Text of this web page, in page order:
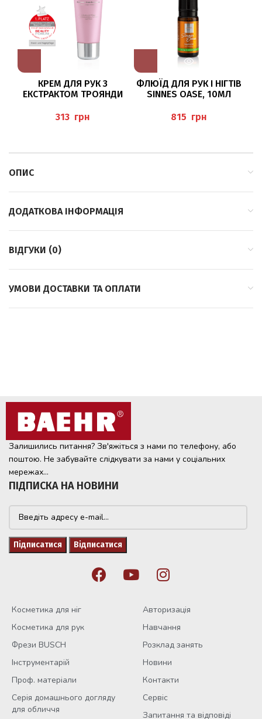
КРЕМ ДЛЯ РУК З
ЕКСТРАКТОМ ТРОЯНДИ
(ROSEN-HANDCREME),
BAEHR
грн
ФЛЮЇД ДЛЯ РУК І НІГТІВ
SINNES OASE, 10МЛ
грн
ОПИС
ДОДАТКОВА ІНФОРМАЦІЯ
ВІДГУКИ (0)
УМОВИ ДОСТАВКИ ТА ОПЛАТИ
Залишились питання? Зв'яжіться з нами по телефону, або
поштою. Не забувайте слідкувати за нами у соціальних
мережах...
ПІДПИСКА НА НОВИНИ
Косметика для ніг
Косметика для рук
Фрези BUSCH
Інструментарій
Проф. матеріали
Серія домашнього догляду
для обличчя
Авторизація
Навчання
Розклад занять
Новини
Контакти
Сервіс
Запитання та відповіді